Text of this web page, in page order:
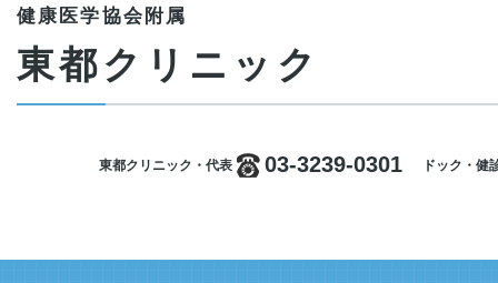
健康医学協会附属
東都クリニック
東都クリニック・代表 03-3239-0301 ドック・健